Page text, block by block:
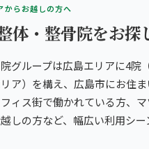
院 広島駅南口院
横川院
痛
広島エリアの情報
へ
営業時間
信頼の根拠
介
こころ整体院について
ッドGIFT
からお越しの方へ
体・整骨院をお探
グループは広島エリアに4院
ア）を構え、広島市にお住ま
ィス街で働かれている方、マ
しの方など、幅広い利用シ